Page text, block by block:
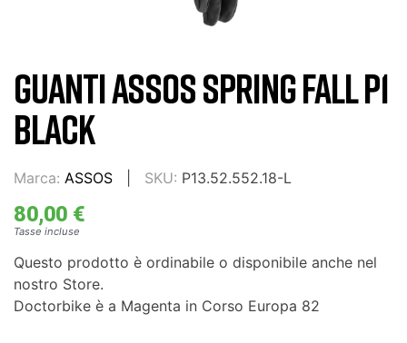
GUANTI ASSOS SPRING FALL P1
BLACK
Marca: ASSOS SKU: P13.52.552.18-L
80,00 €
Tasse incluse
Questo prodotto è ordinabile o disponibile anche nel
nostro Store.
Doctorbike è a Magenta in Corso Europa 82